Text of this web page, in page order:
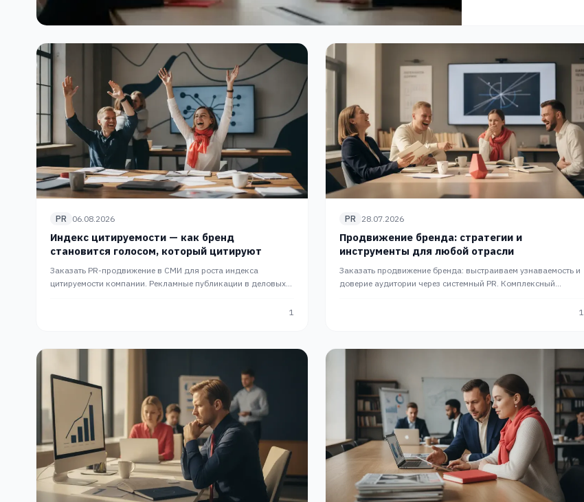
PR 06.08.2026
Индекс цитируемости — как бренд
становится голосом, который цитируют
Заказать PR-продвижение в СМИ для роста индекса
цитируемости компании. Рекламные публикации в деловых
1
PR 28.07.2026
Продвижение бренда: стратегии и
инструменты для любой отрасли
Заказать продвижение бренда: выстраиваем узнаваемость и
доверие аудитории через системный PR. Комплексный
1